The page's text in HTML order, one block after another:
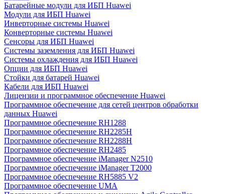
Батарейные модули для ИБП Huawei
Модули для ИБП Huawei
Инверторные системы Huawei
Конверторные системы Huawei
Сенсоры для ИБП Huawei
Системы заземления для ИБП Huawei
Системы охлаждения для ИБП Huawei
Опции для ИБП Huawei
Стойки для батарей Huawei
Кабели для ИБП Huawei
Лицензии и программное обеспечение Huawei
Программное обеспечение для сетей центров обработки
данных Huawei
Программное обеспечение RH1288
Программное обеспечение RH2285H
Программное обеспечение RH2288H
Программное обеспечение RH2485
Программное обеспечение iManager N2510
Программное обеспечение iManager T2000
Программное обеспечение RH5885 V2
Программное обеспечение UMA